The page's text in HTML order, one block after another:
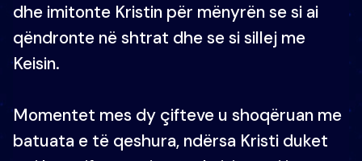
dhe imitonte Kristin për mënyrën se si ai
qëndronte në shtrat dhe se si sillej me
Keisin.
Momentet mes dy çifteve u shoqëruan me
batuata e të qeshura, ndërsa Kristi duket